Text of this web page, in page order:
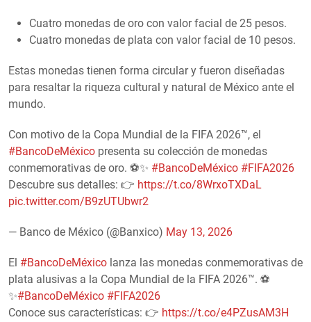
Cuatro monedas de oro con valor facial de 25 pesos.
Cuatro monedas de plata con valor facial de 10 pesos.
Estas monedas tienen forma circular y fueron diseñadas
para resaltar la riqueza cultural y natural de México ante el
mundo.
Con motivo de la Copa Mundial de la FIFA 2026™, el
#BancoDeMéxico presenta su colección de monedas
conmemorativas de oro. ⚽✨ #BancoDeMéxico #FIFA2026
Descubre sus detalles: 👉 https://t.co/8WrxoTXDaL
pic.twitter.com/B9zUTUbwr2
— Banco de México (@Banxico) May 13, 2026
El #BancoDeMéxico lanza las monedas conmemorativas de
plata alusivas a la Copa Mundial de la FIFA 2026™. ⚽
✨#BancoDeMéxico #FIFA2026
Conoce sus características: 👉 https://t.co/e4PZusAM3H